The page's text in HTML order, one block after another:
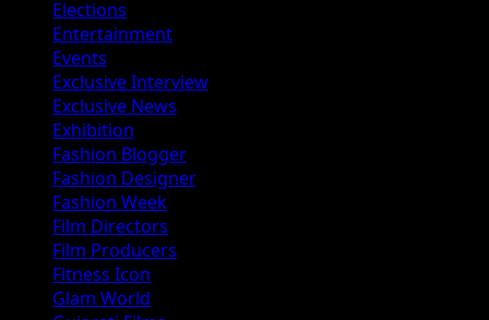
Elections
Entertainment
Events
Exclusive Interview
Exclusive News
Exhibition
Fashion Blogger
Fashion Designer
Fashion Week
Film Directors
Film Producers
Fitness Icon
Glam World